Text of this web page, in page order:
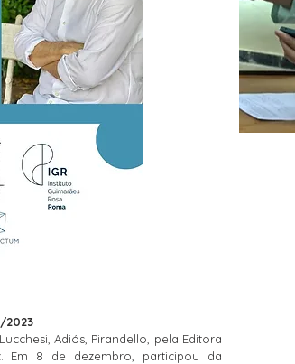
2023
Adiós, Pirandello, pela Editora
Em 8 de dezembro, participou da